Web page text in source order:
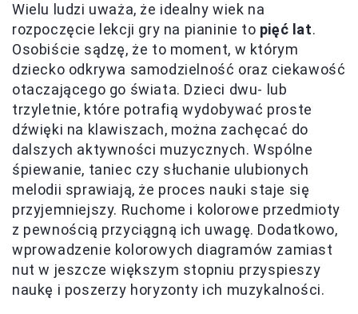
Wielu ludzi uważa, że idealny wiek na
rozpoczęcie lekcji gry na pianinie to pięć lat.
Osobiście sądzę, że to moment, w którym
dziecko odkrywa samodzielność oraz ciekawość
otaczającego go świata. Dzieci dwu- lub
trzyletnie, które potrafią wydobywać proste
dźwięki na klawiszach, można zachęcać do
dalszych aktywności muzycznych. Wspólne
śpiewanie, taniec czy słuchanie ulubionych
melodii sprawiają, że proces nauki staje się
przyjemniejszy. Ruchome i kolorowe przedmioty
z pewnością przyciągną ich uwagę. Dodatkowo,
wprowadzenie kolorowych diagramów zamiast
nut w jeszcze większym stopniu przyspieszy
naukę i poszerzy horyzonty ich muzykalności.